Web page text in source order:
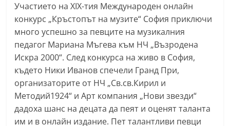
л
а
с
т
С
т
а
р
Участието на XIX-тия Международен онлайн
конкурс „Кръстопът на музите“ София приключи
много успешно за певците на музикалния
педагог Мариана Мъгева към НЧ „Възродена
Искра 2000“. След конкурса на живо в София,
където Ники Иванов спечели Гранд При,
организаторите от НЧ „Св.св.Кирил и
Методий1924“ и Арт компания „Нови звезди“
дадоха шанс на децата да пеят и оценят таланта
им и в онлайн издание. Пет талантливи певци